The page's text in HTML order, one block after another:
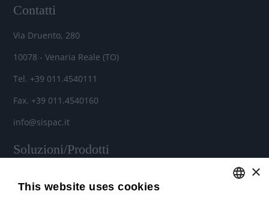
Contatti
Via Druento, 280
10078 - Venaria Reale (TO)
Tel. +39 011.4540111
Fax. +39 011.4540160
info@sispac.it
Soluzioni/Prodotti
×
This website uses cookies